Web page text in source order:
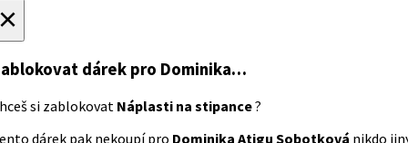
dárek pro Dominika…
si zablokovat Náplasti na stipance?
dárek pak nekoupí pro Dominika Atigu Sobotková nikdo